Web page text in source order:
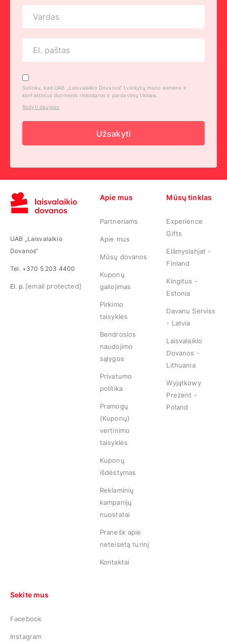
Sutinku, kad UAB „Laisvalaikio Dovanos“ tvarkytų mano asmens ir
kontaktinius duomenis rinkodaros ir pardavimų tikslais.
Rodyti daugiau
Užsakyti
UAB „Laisvalaikio
Dovanos“
Tel. +370 5 203 4400
El. p. [email protected]
Apie mus
Partneriams
Apie mus
Mūsų dovanos
Kuponų
galiojimas
Pirkimo
taisyklės
Bendrosios
naudojimo
sąlygos
Privatumo
politika
Pramogų
(Kuponų)
vertinimo
taisyklės
Kuponų
išdėstymas
Reklaminių
kampanijų
nuostatai
Pranešk apie
neteisėtą turinį
Kontaktai
Mūsų tinklas
Experience
Gifts
Elämyslahjat -
Finland
Kingitus -
Estonia
Davanu Serviss
- Latvia
Laisvalaikio
Dovanos -
Lithuania
Wyjątkowy
Prezent -
Poland
Sekite mus
Facebook
Instagram